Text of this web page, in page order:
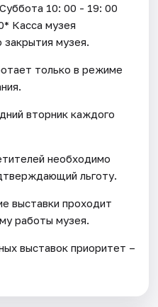
10: 00 - 19: 00
Касса музея
закрытия музея.
только в режиме
вторник каждого
необходимо
льготу.
выставки проходит
работы музея.
выставок приоритет –